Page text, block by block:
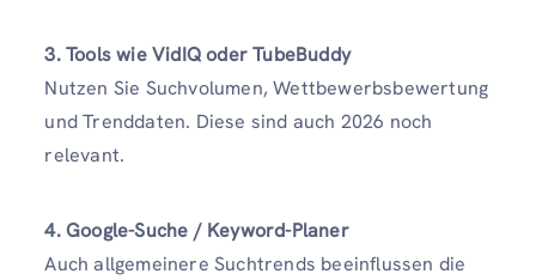
3. Tools wie VidIQ oder TubeBuddy
Nutzen Sie Suchvolumen, Wettbewerbsbewertung
und Trenddaten. Diese sind auch 2026 noch
relevant.
4. Google-Suche / Keyword-Planer
Auch allgemeinere Suchtrends beeinflussen die